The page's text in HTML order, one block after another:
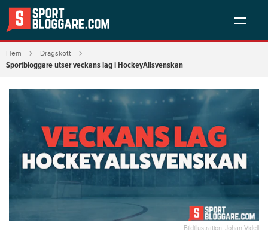
Hem Dragskott
Sportbloggare utser veckans lag i HockeyAllsvenskan
Bildillustration: Johan Videll